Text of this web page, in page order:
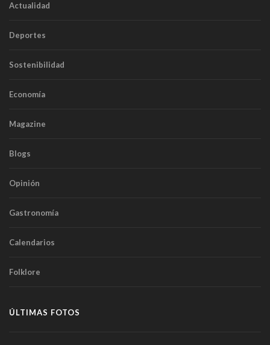
Actualidad
Deportes
Sostenibilidad
Economía
Magazine
Blogs
Opinión
Gastronomía
Calendarios
Folklore
ÚLTIMAS FOTOS